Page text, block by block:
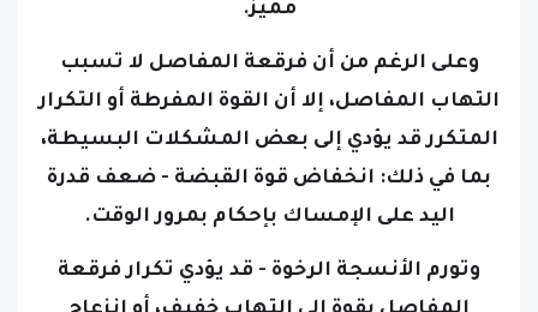
مميز.
وعلى الرغم من أن فرقعة المفاصل لا تسبب
التهاب المفاصل، إلا أن القوة المفرطة أو التكرار
المتكرر قد يؤدي إلى بعض المشكلات البسيطة،
بما في ذلك: انخفاض قوة القبضة - ضعف قدرة
اليد على الإمساك بإحكام بمرور الوقت.
وتورم الأنسجة الرخوة - قد يؤدي تكرار فرقعة